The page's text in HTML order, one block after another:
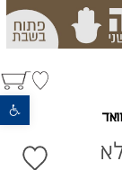
פתח סרגל נגישות
ללא